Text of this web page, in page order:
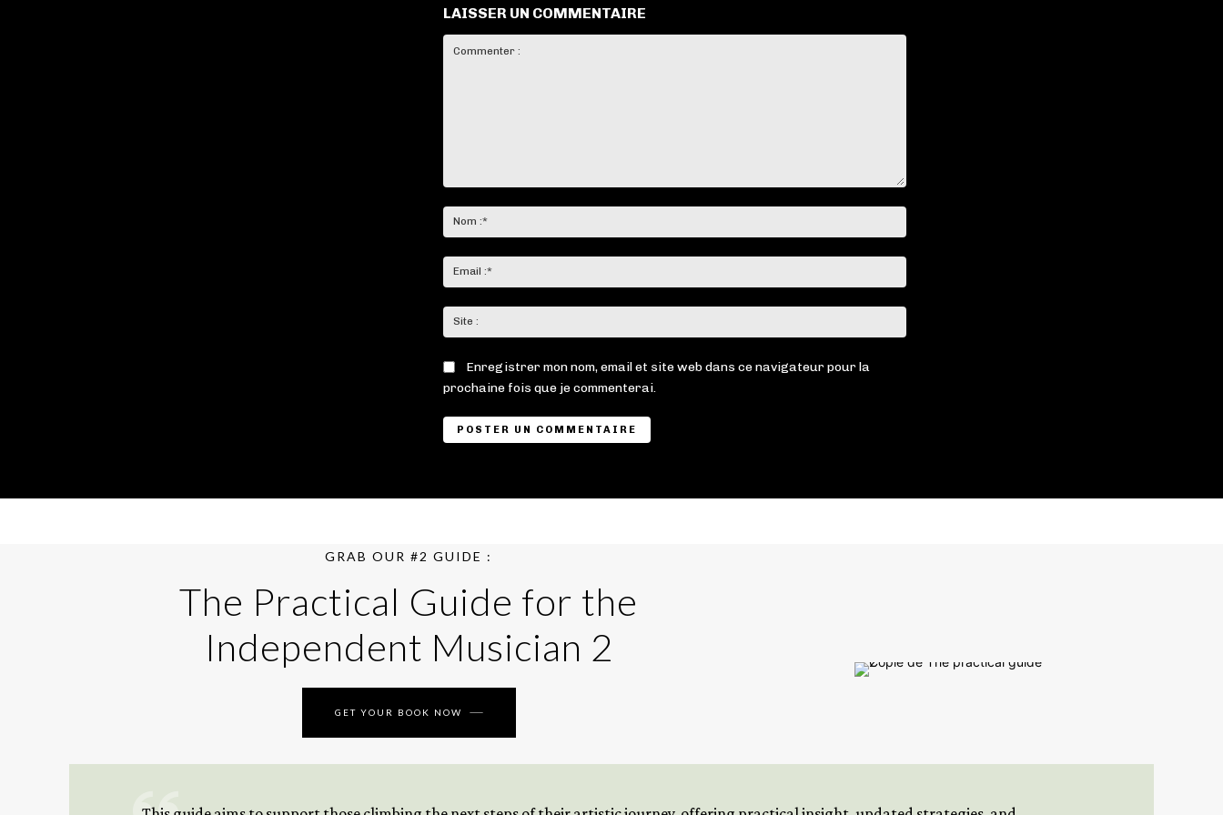
LAISSER UN COMMENTAIRE
:*
:*
:
Enregistrer mon nom, email et site web dans ce navigateur pour la
prochaine fois que je commenterai.
GRAB OUR #2 GUIDE :
The Practical Guide for the
Independent Musician 2
GET YOUR BOOK NOW